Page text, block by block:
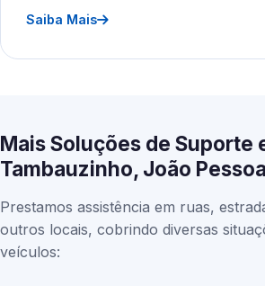
Saiba Mais
Mais Soluções de Suporte
Tambauzinho, João
Prestamos assistência em ruas,
outros locais, cobrindo diversas
veículos: